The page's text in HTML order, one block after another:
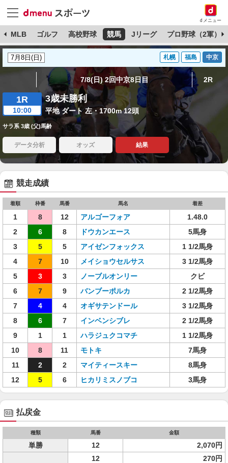
dメニュー
MLB ゴルフ 高校野球 競馬 Jリーグ プロ野球（2軍）
札幌 福島 中京
7/8(日) 2回中京8日目 2R
1R
10:00
3歳未勝利
平地 ダート 左・1700m 12頭
サラ系 3歳 (父)馬齢
データ分析 オッズ 結果
競走成績
着順 枠番 馬番 馬名 着差
1 8 12 アルゴーフォア
1.48.0
2
6 8 ドウカンエース
5馬身
3
5 5 アイゼンフォックス
1 1/2馬身
4
7 10 メイショウセルサス
3 1/2馬身
5
3 3 ノーブルオンリー
クビ
6
7 9 バンブーポルカ
2 1/2馬身
7
4 4 オギサテンドール
3 1/2馬身
8
6 7 インベンシブレ
2 1/2馬身
9
1 1 ハラジュクコマチ
1 1/2馬身
10
8 11 モトキ
7馬身
11
2 2 マイティースキー
8馬身
12
5 6 ヒカリミスノブコ 3馬身
払戻金
種類 馬番 金額
単勝 12 2,070円
12
270円